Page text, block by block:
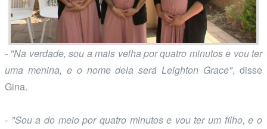
- "Na verdade, sou a mais velha por quatro minutos e vou ter
uma menina, e o nome dela será Leighton Grace", disse
Gina.
- "Sou a do meio por quatro minutos e vou ter um filho, e o